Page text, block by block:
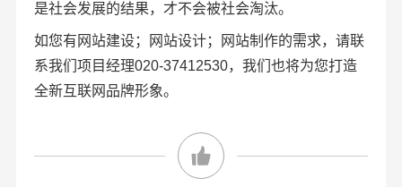
是社会发展的结果，才不会被社会淘汰。
如您有网站建设；网站设计；网站制作的需求，请联
系我们项目经理020-37412530，我们也将为您打造
全新互联网品牌形象。